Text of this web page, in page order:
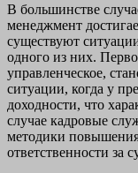
В большинстве
менеджмент
существуют
одного из них.
управленческое,
ситуации, когда у
доходности, что
случае кадровые
методики повышения
ответственности за